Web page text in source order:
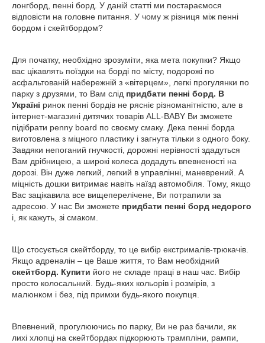
лонгборд, пенні борд. У даній статті ми постараємося
відповісти на головне питання. У чому ж різниця між пенні
бордом і скейтбордом?
Для початку, необхідно зрозуміти, яка мета покупки? Якщо
вас цікавлять поїздки на борді по місту, подорожі по
асфальтованій набережній з «вітерцем», легкі прогулянки по
парку з друзями, то Вам слід придбати пенні борд. В
Україні ринок пенні бордів не рясніє різноманітністю, але в
інтернет-магазині дитячих товарів ALL -BABY Ви зможете
підібрати penny board по своєму смаку. Дека пенні борда
виготовлена з міцного пластику і загнута тільки з одного боку.
Завдяки непоганий гнучкості, дорожні нерівності здадуться
Вам дрібницею, а широкі колеса додадуть впевненості на
дорозі. Він дуже легкий, легкий в управлінні, маневрений. А
міцність дошки витримає навіть наїзд автомобіля. Тому, якщо
Вас зацікавила все вищеперелічене, Ви потрапили за
адресою. У нас Ви зможете придбати пенні борд недорого
і, як кажуть, зі смаком.
Що стосується скейтборду, то це вибір екстрималів-трюкачів.
Якщо адреналін – це Ваше життя, то Вам необхідний
скейтборд. Купити його не складе праці в наш час. Вибір
просто колосальний. Будь-яких кольорів і розмірів, з
малюнком і без, під примхи будь-якого покупця.
Впевнений, прогулюючись по парку, Ви не раз бачили, як
лихі хлопці на скейтбордах підкорюють трампліни, рампи,